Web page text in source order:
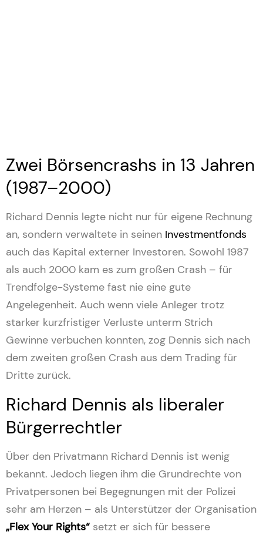
Zwei Börsencrashs in 13 Jahren
(1987–2000)
Richard Dennis legte nicht nur für eigene Rechnung
an, sondern verwaltete in seinen Investmentfonds
auch das Kapital externer Investoren. Sowohl 1987
als auch 2000 kam es zum großen Crash – für
Trendfolge-Systeme fast nie eine gute
Angelegenheit. Auch wenn viele Anleger trotz
starker kurzfristiger Verluste unterm Strich
Gewinne verbuchen konnten, zog Dennis sich nach
dem zweiten großen Crash aus dem Trading für
Dritte zurück.
Richard Dennis als liberaler
Bürgerrechtler
Über den Privatmann Richard Dennis ist wenig
bekannt. Jedoch liegen ihm die Grundrechte von
Privatpersonen bei Begegnungen mit der Polizei
sehr am Herzen – als Unterstützer der Organisation
„Flex Your Rights“ setzt er sich für bessere